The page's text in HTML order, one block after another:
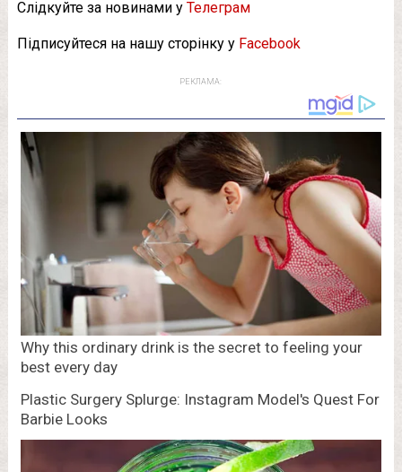
Слідкуйте за новинами у Телеграм
Підписуйтеся на нашу сторінку у Facebook
РЕКЛАМА: